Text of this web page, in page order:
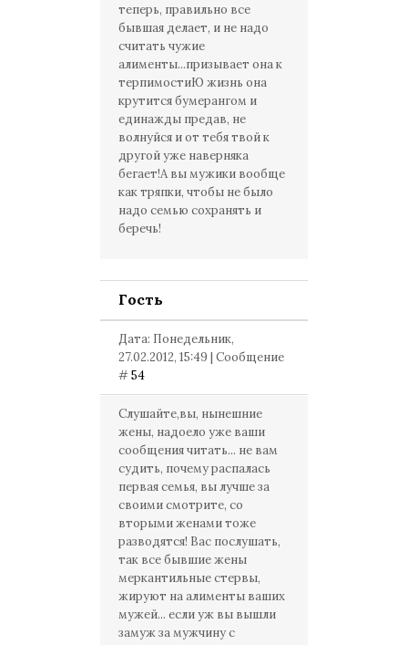
теперь, правильно все
бывшая делает, и не надо
считать чужие
алименты...призывает она к
терпимостиЮ жизнь она
крутится бумерангом и
единажды предав, не
волнуйся и от тебя твой к
другой уже наверняка
бегает!А вы мужики вообще
как тряпки, чтобы не было
надо семью сохранять и
беречь!
Гость
Дата: Понедельник,
27.02.2012, 15:49 | Сообщение
#54
Слушайте,вы, нынешние
жены, надоело уже ваши
сообщения читать... не вам
судить, почему распалась
первая семья, вы лучше за
своими смотрите, со
вторыми женами тоже
разводятся! Вас послушать,
так все бывшие жены
меркантильные стервы,
жируют на алименты ваших
мужей... если уж вы вышли
замуж за мужчину с